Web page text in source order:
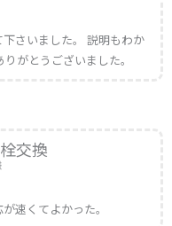
さいました。 説明もわか
がとうございました。
交換
速くてよかった。